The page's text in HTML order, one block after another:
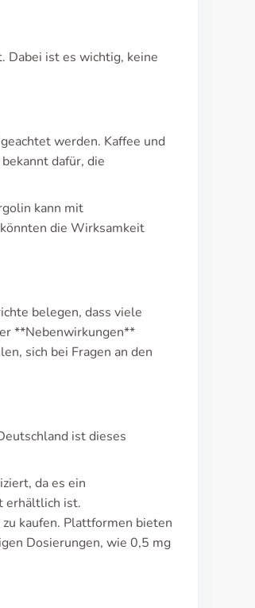
Dabei ist es wichtig, keine
werden. Kaffee und
dafür, die
kann mit
die Wirksamkeit
belegen, dass viele
**Nebenwirkungen**
sich bei Fragen an den
ist dieses
da es ein
erhältlich ist.
kaufen. Plattformen bieten
Dosierungen, wie 0,5 mg